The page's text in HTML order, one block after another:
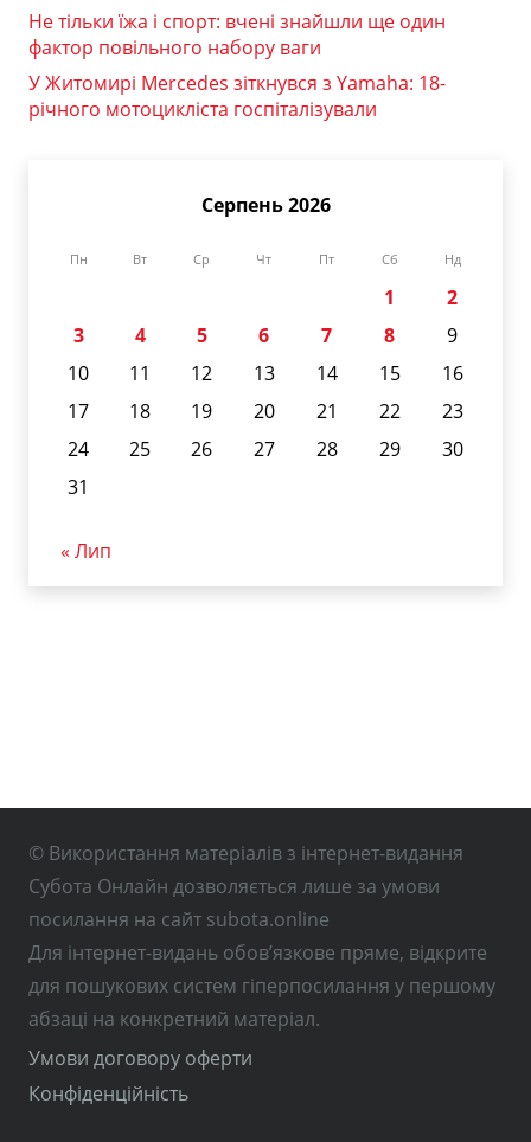
Не тільки їжа і спорт: вчені знайшли ще один
фактор повільного набору ваги
У Житомирі Mercedes зіткнувся з Yamaha: 18-
річного мотоцикліста госпіталізували
Серпень 2026
Пн Вт Ср Чт Пт Сб Нд
1
2
3
4 5 6 7 8
9
10
11 12 13 14 15
16
17
18 19 20 21 22
23
24
25 26 27 28 29
30
31
« Лип
© Використання матеріалів з інтернет-видання
Субота Онлайн дозволяється лише за умови
посилання на сайт subota.online
Для інтернет-видань обов’язкове пряме, відкрите
для пошукових систем гіперпосилання у першому
абзаці на конкретний матеріал.
Умови договору оферти
Конфіденційність